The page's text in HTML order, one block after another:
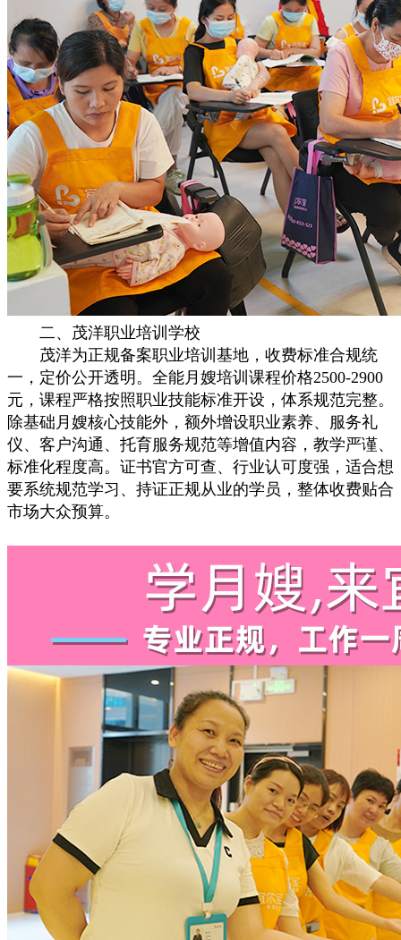
二、茂洋职业培训学校
茂洋为正规备案职业培训基地，收费标准合规统
一，定价公开透明。全能月嫂培训课程价格2500-2900
元，课程严格按照职业技能标准开设，体系规范完整。
除基础月嫂核心技能外，额外增设职业素养、服务礼
仪、客户沟通、托育服务规范等增值内容，教学严谨、
标准化程度高。证书官方可查、行业认可度强，适合想
要系统规范学习、持证正规从业的学员，整体收费贴合
市场大众预算。